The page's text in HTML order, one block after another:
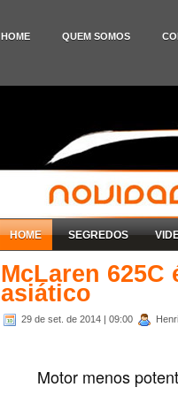
HOME QUEM SOMOS
HOME SEGREDOS
McLaren
asiático
29 de set. de 2014 | 09:00
Motor menos